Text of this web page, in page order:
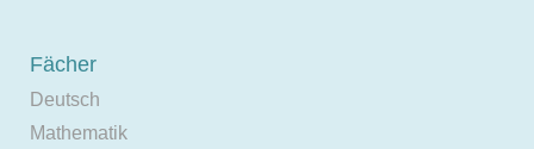
Fächer
Deutsch
Mathematik